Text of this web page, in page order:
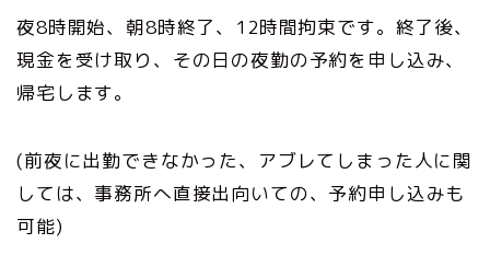
夜8時開始、朝8時終了、12時間拘束です。終了後、
現金を受け取り、その日の夜勤の予約を申し込み、
帰宅します。
(前夜に出勤できなかった、アブレてしまった人に関
しては、事務所へ直接出向いての、予約申し込みも
可能)